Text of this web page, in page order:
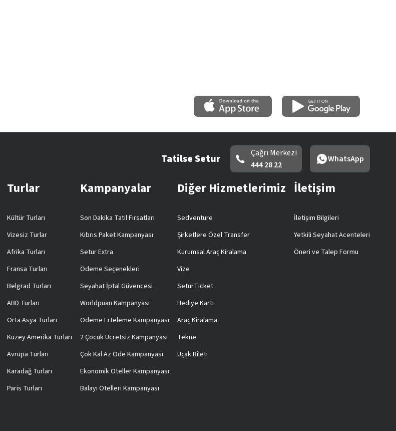
Tatilse Setur
Çağrı Merkezi
444 28 22
WhatsApp
Turlar
Kültür Turları
Vizesiz Turlar
Afrika Turları
Fransa Turları
Belgrad Turları
ABD Turları
Orta Asya Turları
Kuzey Amerika Turları
Avrupa Turları
Karadağ Turları
Paris Turları
Kampanyalar
Son Dakika Tatil Fırsatları
Kıbrıs Paket Kampanyası
Setur Extra
Ödeme Seçenekleri
Seyahat İptal Güvencesi
Worldpuan Kampanyası
Ödeme Erteleme Kampanyası
2 Çocuk Ücretsiz Kampanyası
Çok Kal Az Öde Kampanyası
Ekonomik Oteller Kampanyası
Balayı Otelleri Kampanyası
Diğer Hizmetlerimiz
Sedventure
Şirketlere Özel Transfer
Kurumsal Araç Kiralama
Vize
SeturTicket
Hediye Kartı
Araç Kiralama
Tekne
Uçak Bileti
İletişim
İletişim Bilgileri
Yetkili Seyahat Acenteleri
Öneri ve Talep Formu